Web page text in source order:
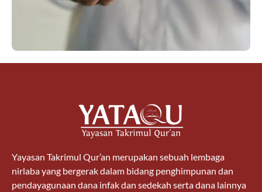
Yayasan Takrimul Qur’an merupakan sebuah lembaga
nirlaba yang bergerak dalam bidang penghimpunan dan
pendayagunaan dana infak dan sedekah serta dana lainnya